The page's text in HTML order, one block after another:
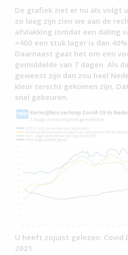
De grafiek ziet er nu als volgt
zo laag zijn zien we aan de
afvlakking (omdat een daling
=400 een stuk lager is dan
Daarnaast gaat het om een
gemiddelde van 7 dagen. Als
geweest zijn dan zou heel
kleur terecht gekomen zijn.
snel gebeuren.
U heeft zojuist gelezen: Covid
2021.